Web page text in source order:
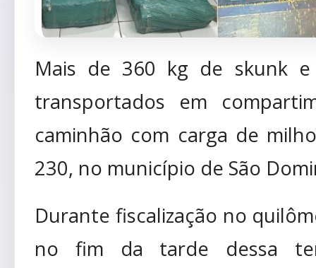
Mais de 360 kg de skunk
transportados em
caminhão com carga de
230, no município de São
Durante fiscalização no
no fim da tarde dessa